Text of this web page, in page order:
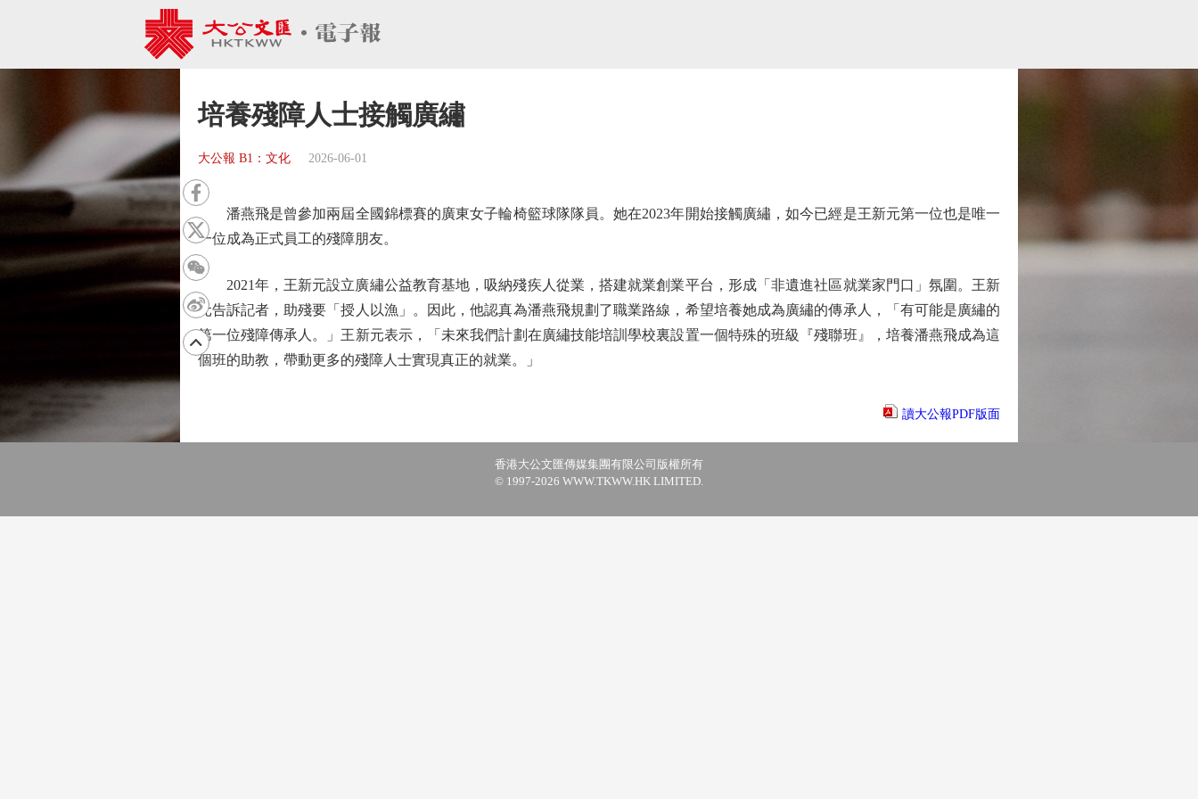
培養殘障人士接觸廣繡
大公報 B1：文化 2026-06-01
潘燕飛是曾參加兩屆全國錦標賽的廣東女子輪椅籃球隊隊員。她在2023年開始接觸廣繡，如今已經是王新元第一位也是唯一
一位成為正式員工的殘障朋友。
2021年，王新元設立廣繡公益教育基地，吸納殘疾人從業，搭建就業創業平台，形成「非遺進社區就業家門口」氛圍。王新
元告訴記者，助殘要「授人以漁」。因此，他認真為潘燕飛規劃了職業路線，希望培養她成為廣繡的傳承人，「有可能是廣繡的
第一位殘障傳承人。」王新元表示，「未來我們計劃在廣繡技能培訓學校裏設置一個特殊的班級『殘聯班』，培養潘燕飛成為這
個班的助教，帶動更多的殘障人士實現真正的就業。」
讀大公報PDF版面
香港大公文匯傳媒集團有限公司版權所有
© 1997-2026 WWW.TKWW.HK LIMITED.